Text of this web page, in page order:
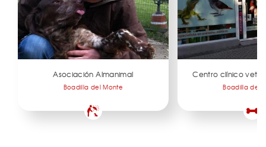
Asociación Almanimal
Boadilla del Monte
Centro clínico
Boadilla del